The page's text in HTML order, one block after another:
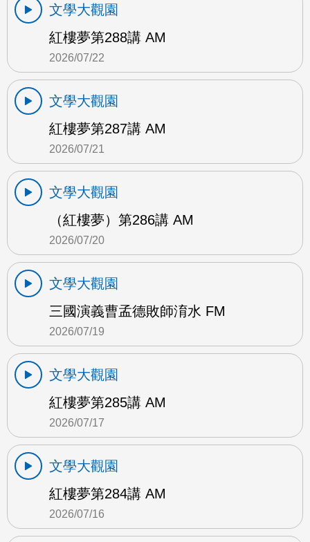
文學大觀園
紅樓夢第288講 AM
2026/07/22
文學大觀園
紅樓夢第287講 AM
2026/07/21
文學大觀園
（紅樓夢）第286講 AM
2026/07/20
文學大觀園
三國演義曹孟德敗師淯水 FM
2026/07/19
文學大觀園
紅樓夢第285講 AM
2026/07/17
文學大觀園
紅樓夢第284講 AM
2026/07/16